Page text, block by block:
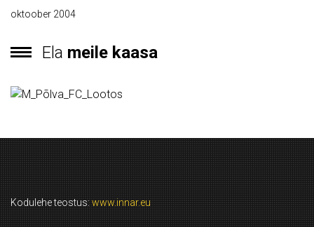
oktoober 2004
Ela meile kaasa
Kodulehe teostus: www.innar.eu